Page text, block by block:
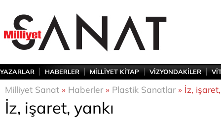
YAZARLAR HABERLER MİLLİYET KİTAP VİZYONDAKİLER
Milliyet Sanat » Haberler» Plastik Sanatlar» İz, işaret,
İz, işaret, yankı